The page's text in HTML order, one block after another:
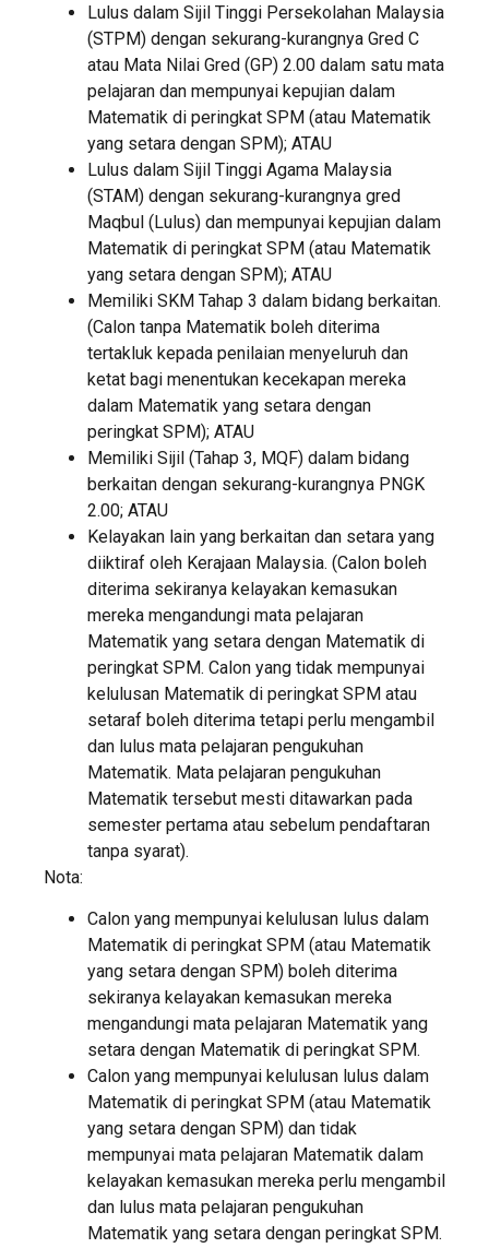
Lulus dalam Sijil Tinggi Persekolahan Malaysia
(STPM) dengan sekurang-kurangnya Gred C
atau Mata Nilai Gred (GP) 2.00 dalam satu mata
pelajaran dan mempunyai kepujian dalam
Matematik di peringkat SPM (atau Matematik
yang setara dengan SPM); ATAU
Lulus dalam Sijil Tinggi Agama Malaysia
(STAM) dengan sekurang-kurangnya gred
Maqbul (Lulus) dan mempunyai kepujian dalam
Matematik di peringkat SPM (atau Matematik
yang setara dengan SPM); ATAU
Memiliki SKM Tahap 3 dalam bidang berkaitan.
(Calon tanpa Matematik boleh diterima
tertakluk kepada penilaian menyeluruh dan
ketat bagi menentukan kecekapan mereka
dalam Matematik yang setara dengan
peringkat SPM); ATAU
Memiliki Sijil (Tahap 3, MQF) dalam bidang
berkaitan dengan sekurang-kurangnya PNGK
2.00; ATAU
Kelayakan lain yang berkaitan dan setara yang
diiktiraf oleh Kerajaan Malaysia. (Calon boleh
diterima sekiranya kelayakan kemasukan
mereka mengandungi mata pelajaran
Matematik yang setara dengan Matematik di
peringkat SPM. Calon yang tidak mempunyai
kelulusan Matematik di peringkat SPM atau
setaraf boleh diterima tetapi perlu mengambil
dan lulus mata pelajaran pengukuhan
Matematik. Mata pelajaran pengukuhan
Matematik tersebut mesti ditawarkan pada
semester pertama atau sebelum pendaftaran
tanpa syarat).
Nota:
Calon yang mempunyai kelulusan lulus dalam
Matematik di peringkat SPM (atau Matematik
yang setara dengan SPM) boleh diterima
sekiranya kelayakan kemasukan mereka
mengandungi mata pelajaran Matematik yang
setara dengan Matematik di peringkat SPM.
Calon yang mempunyai kelulusan lulus dalam
Matematik di peringkat SPM (atau Matematik
yang setara dengan SPM) dan tidak
mempunyai mata pelajaran Matematik dalam
kelayakan kemasukan mereka perlu mengambil
dan lulus mata pelajaran pengukuhan
Matematik yang setara dengan peringkat SPM.